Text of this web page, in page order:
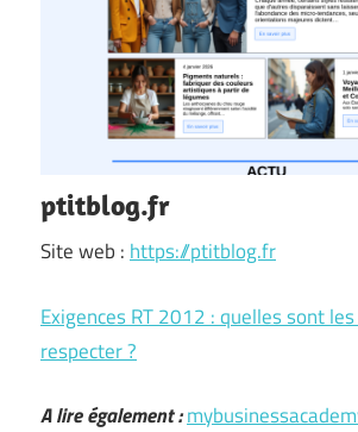
ptitblog.fr
Site web : https://ptitblog.fr
Exigences RT 2012 : quelles sont
respecter ?
A lire également :